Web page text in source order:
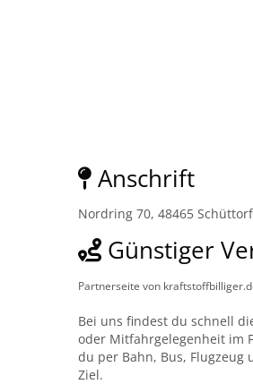
Anschrift
Nordring 70, 48465 Schüttorf
Günstiger
Partnerseite von
Bei uns findest du schnell
oder Mitfahrgelegenheit im
du per Bahn, Bus, Flugzeug
Ziel.